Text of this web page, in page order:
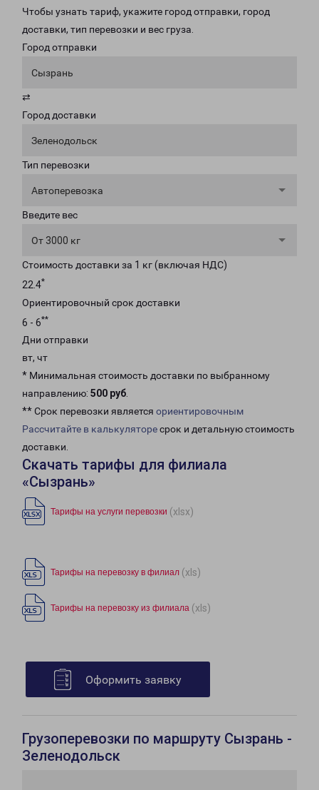
Чтобы узнать тариф, укажите город отправки, город
доставки, тип перевозки и вес груза.
Город отправки
Сызрань
⇄
Город доставки
Зеленодольск
Тип перевозки
Автоперевозка
Введите вес
От 3000 кг
Стоимость доставки за 1 кг (включая НДС)
22.4*
Ориентировочный срок доставки
6 - 6**
Дни отправки
вт, чт
* Минимальная стоимость доставки по выбранному
направлению: 500 руб.
** Срок перевозки является ориентировочным
Рассчитайте в калькуляторесрок и детальную стоимость
доставки.
Скачать тарифы для филиала
«Сызрань»
Тарифы на услуги перевозки (xlsx)
Тарифы на перевозку в филиал (xls)
Тарифы на перевозку из филиала (xls)
Оформить заявку
Грузоперевозки по маршруту Сызрань -
Зеленодольск